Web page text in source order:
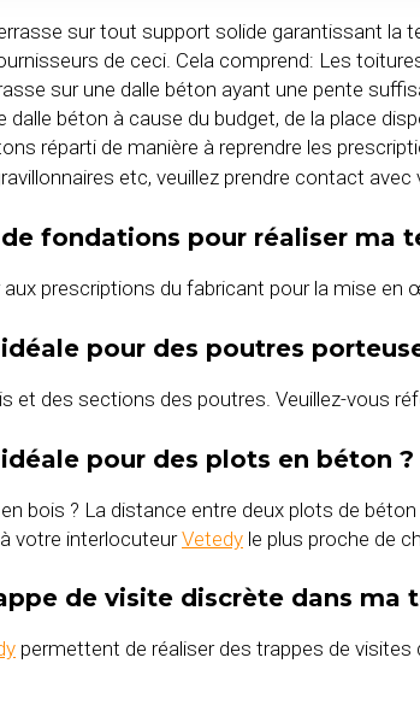
sur tout support solide garantissant la
de ceci. Cela comprend: Les
sur une dalle béton ayant une pente
dalle béton à cause du budget, de la place
réparti de manière à reprendre les
etc, veuillez prendre contact
fondations pour réaliser ma
prescriptions du fabricant pour la mise en
pour des poutres
et des sections des poutres. Veuillez-vous
pour des plots en béton ?
bois ? La distance entre deux plots de
votre interlocuteurVetedy le plus proche de
de visite discrète dans ma
permettent de réaliser des trappes de